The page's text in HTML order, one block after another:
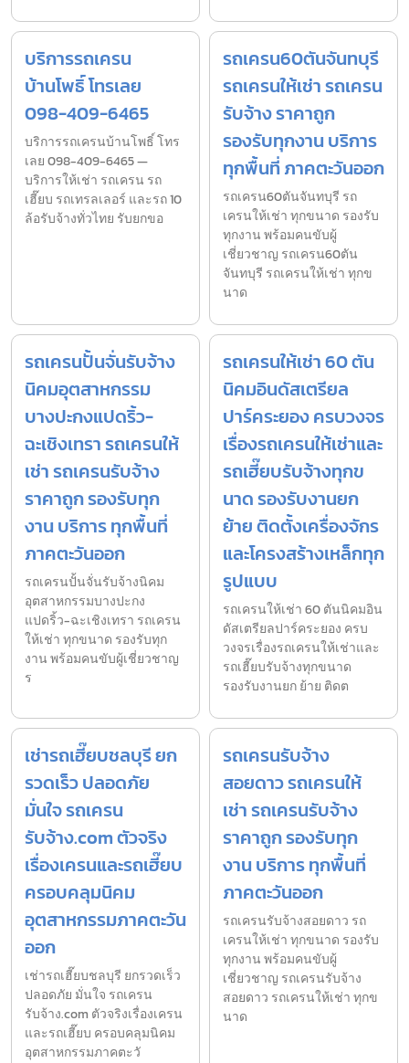
บริการรถเครน
บ้านโพธิ์ โทรเลย
098-409-6465
บริการรถเครนบ้านโพธิ์ โทร
เลย 098-409-6465 —
บริการให้เช่า รถเครน รถ
เฮี๊ยบ รถเทรลเลอร์ และรถ 10
ล้อรับจ้างทั่วไทย รับยกขอ
รถเครน60ตันจันทบุรี
รถเครนให้เช่า รถเครน
รับจ้าง ราคาถูก
รองรับทุกงาน บริการ
ทุกพื้นที่ ภาคตะวันออก
รถเครน60ตันจันทบุรี รถ
เครนให้เช่า ทุกขนาด รองรับ
ทุกงาน พร้อมคนขับผู้
เชี่ยวชาญ รถเครน60ตัน
จันทบุรี รถเครนให้เช่า ทุกข
นาด
รถเครนปั้นจั่นรับจ้าง
นิคมอุตสาหกรรม
บางปะกงแปดริ้ว-
ฉะเชิงเทรา รถเครนให้
เช่า รถเครนรับจ้าง
ราคาถูก รองรับทุก
งาน บริการ ทุกพื้นที่
ภาคตะวันออก
รถเครนปั้นจั่นรับจ้างนิคม
อุตสาหกรรมบางปะกง
แปดริ้ว-ฉะเชิงเทรา รถเครน
ให้เช่า ทุกขนาด รองรับทุก
งาน พร้อมคนขับผู้เชี่ยวชาญ
ร
รถเครนให้เช่า 60 ตัน
นิคมอินดัสเตรียล
ปาร์คระยอง ครบวงจร
เรื่องรถเครนให้เช่าและ
รถเฮี๊ยบรับจ้างทุกข
นาด รองรับงานยก
ย้าย ติดตั้งเครื่องจักร
และโครงสร้างเหล็กทุก
รูปแบบ
รถเครนให้เช่า 60 ตันนิคมอิน
ดัสเตรียลปาร์คระยอง ครบ
วงจรเรื่องรถเครนให้เช่าและ
รถเฮี๊ยบรับจ้างทุกขนาด
รองรับงานยก ย้าย ติดต
เช่ารถเฮี๊ยบชลบุรี ยก
รวดเร็ว ปลอดภัย
มั่นใจ รถเครน
รับจ้าง.com ตัวจริง
เรื่องเครนและรถเฮี๊ยบ
ครอบคลุมนิคม
อุตสาหกรรมภาคตะวัน
ออก
เช่ารถเฮี๊ยบชลบุรี ยกรวดเร็ว
ปลอดภัย มั่นใจ รถเครน
รับจ้าง.com ตัวจริงเรื่องเครน
และรถเฮี๊ยบ ครอบคลุมนิคม
อุตสาหกรรมภาคตะวั
รถเครนรับจ้าง
สอยดาว รถเครนให้
เช่า รถเครนรับจ้าง
ราคาถูก รองรับทุก
งาน บริการ ทุกพื้นที่
ภาคตะวันออก
รถเครนรับจ้างสอยดาว รถ
เครนให้เช่า ทุกขนาด รองรับ
ทุกงาน พร้อมคนขับผู้
เชี่ยวชาญ รถเครนรับจ้าง
สอยดาว รถเครนให้เช่า ทุกข
นาด